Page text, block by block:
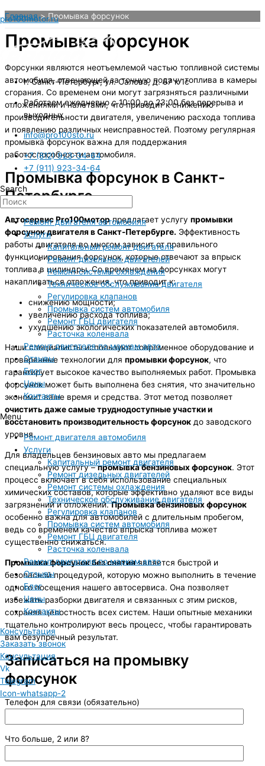
Перейти
к
содержимому
pro100motor.ru
г. Санкт-Петербург, ул. Салова, д. 57 к 1с
Работаем ежедневно с 10:00 до 23:00 без перерыва и
выходных
info@pro100sto.ru
+7 (812) 923-34-64
+7 (911) 923-34-64
Search
Ремонт двигателя автомобиля
Услуги
Капитальный ремонт двигателя
Ремонт дизельных двигателей
Ремонт системы охлаждения
Техническое обслуживание двигателя
Регулировка клапанов
Промывка систем автомобиля
Ремонт ГБЦ двигателя
Расточка коленвала
Ремонт двигателя по маркам авто
Отзывы
Блог
Цены
Контакты
Menu
Ремонт двигателя автомобиля
Услуги
Капитальный ремонт двигателя
Ремонт дизельных двигателей
Ремонт системы охлаждения
Техническое обслуживание двигателя
Регулировка клапанов
Промывка систем автомобиля
Ремонт ГБЦ двигателя
Расточка коленвала
Ремонт двигателя по маркам авто
Отзывы
Блог
Цены
Контакты
Консультация
Заказать звонок
Консультация
Vk
Telegram
Icon-whatsapp-2
Главная Промывка форсунок
Промывка форсунок
Форсунки являются неотъемлемой частью топливной системы
автомобиля, отвечающей за точную подачу топлива в камеры
сгорания. Со временем они могут загрязняться различными
отложениями и налетами, что приводит к снижению
производительности двигателя, увеличению расхода топлива
и появлению различных неисправностей. Поэтому регулярная
промывка форсунок важна для поддержания
работоспособности автомобиля.
Промывка форсунок в Санкт-
Петербурге
Автосервис Pro100моторпредлагает услугу промывки
форсунок двигателя в Санкт-Петербурге. Эффективность
работы двигателя во многом зависит от правильного
функционирования форсунок, которые отвечают за впрыск
топлива в цилиндры. Со временем на форсунках могут
накапливаться отложения, что приводит к:
снижению мощности;
увеличению расхода топлива;
ухудшению экологических показателей автомобиля.
Наши специалисты используют современное оборудование и
проверенные технологии для промывки форсунок, что
гарантирует высокое качество выполняемых работ. Промывка
форсунок может быть выполнена без снятия, что значительно
экономит ваше время и средства. Этот метод позволяет
очистить даже самые труднодоступные участки и
восстановить производительность форсунок до заводского
уровня.
Для владельцев бензиновых авто мы предлагаем
специальную услугу –промывка бензиновых форсунок. Этот
процесс включает в себя использование специальных
химических составов, которые эффективно удаляют все виды
загрязнений и отложений.Промывка бензиновых форсунок
особенно важна для автомобилей с длительным пробегом,
ведь со временем качество впрыска топлива может
существенно снижаться.
Промывка форсунок без снятияявляется быстрой и
безопасной процедурой, которую можно выполнить в течение
одного посещения нашего автосервиса. Она позволяет
избежать разборки двигателя и связанных с этим рисков,
сохраняя целостность всех систем. Наши опытные механики
тщательно контролируют весь процесс, чтобы гарантировать
вам безупречный результат.
Записаться на промывку
форсунок
Телефон для связи (обязательно)
Что больше, 2 или 8?